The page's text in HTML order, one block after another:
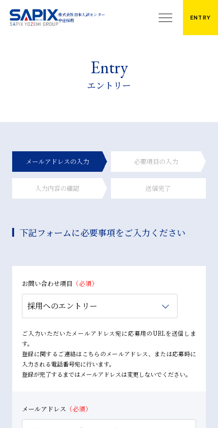
株式会社日本入試センター
中途採用
ENTRY
株式会社日本入試センター
中途採用
総合職（校舎・部署）
Environment
社員インタビュー
Company
企業・グループ情報
代表メッセージ
グループ事業
News
お知らせ
Requirements
エントリー
メールアドレスの入力 必要項目の入力
入力内容の確認 送信完了
下記フォームに必要事項をご入力ください
お問い合わせ項目
ご入力いただいたメールアドレス宛に応募用のURLを送信しま
す。
登録に関するご連絡はこちらのメールアドレス、または応募時に
入力される電話番号宛に行います。
登録が完了するまではメールアドレスは変更しないでください。
メールアドレス